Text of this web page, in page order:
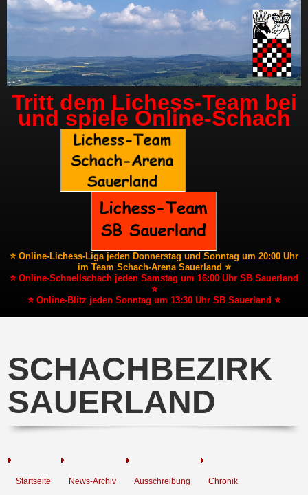
Tritt dem Lichess-Team bei
und spiele Online-Schach
⭐ Online-Lichess-Liga jeden Donnerstag und Sonntag um 20:00 Uhr
im Team Schach-Arena Sauerland ⭐
⭐ Online-Schnellschach jeden Samstag um 16:00 Uhr SB Sauerland
⭐
⭐ Online-Blitz jeden Sonntag um 13:30 Uhr SB Sauerland ⭐
SCHACHBEZIRK
SAUERLAND
Startseite News-Archiv Ausschreibung Chronik